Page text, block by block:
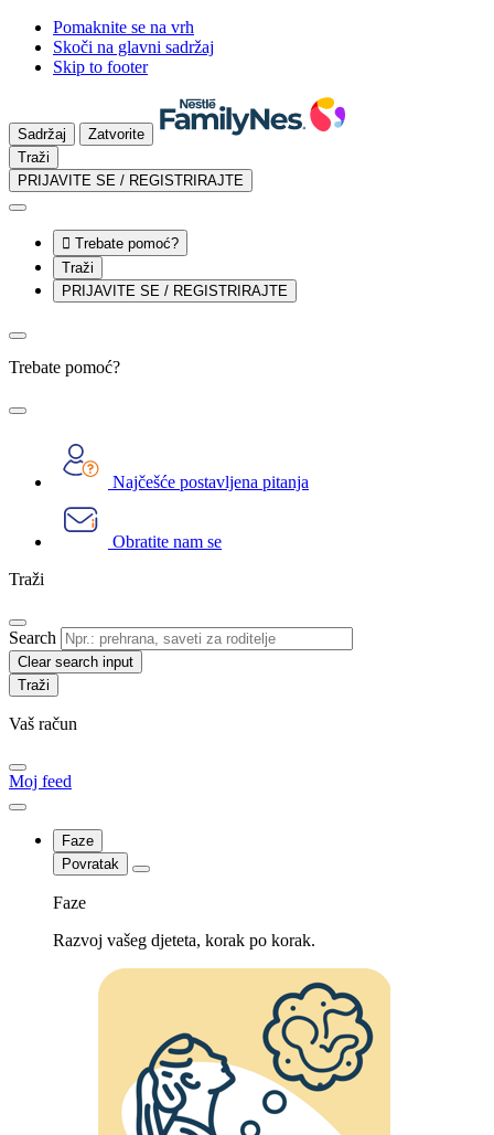
Pomaknite se na vrh
Skoči na glavni sadržaj
Skip to footer
Sadržaj
Zatvorite
Traži
PRIJAVITE SE / REGISTRIRAJTE
 Trebate pomoć?
Traži
PRIJAVITE SE / REGISTRIRAJTE
Trebate pomoć?
Najčešće postavljena pitanja
Obratite nam se
Traži
Search
Clear search input
Vaš račun
Moj feed
Faze
Povratak
Faze
Razvoj vašeg djeteta, korak po korak.